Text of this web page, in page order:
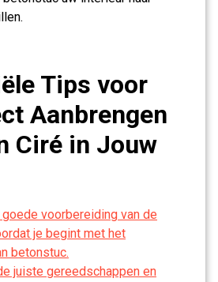
Tips voor
Aanbrengen
Ciré in Jouw
voorbereiding van de
je begint met het
betonstuc.
juiste gereedschappen en